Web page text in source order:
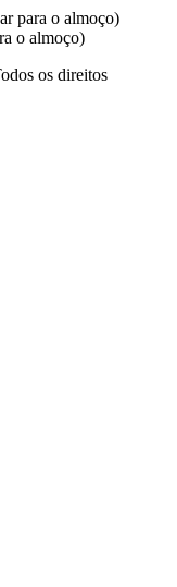
para o almoço)
o almoço)
os direitos